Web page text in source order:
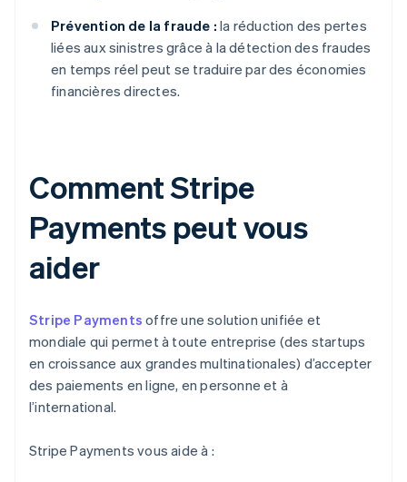
Prévention de la fraude : la réduction des pertes
liées aux sinistres grâce à la détection des fraudes
en temps réel peut se traduire par des économies
financières directes.
Comment Stripe
Payments peut vous
aider
Stripe Payments offre une solution unifiée et
mondiale qui permet à toute entreprise (des startups
en croissance aux grandes multinationales) d’accepter
des paiements en ligne, en personne et à
l’international.
Stripe Payments vous aide à :